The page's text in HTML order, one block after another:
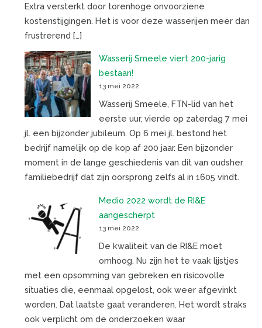
Extra versterkt door torenhoge onvoorziene
kostenstijgingen. Het is voor deze wasserijen meer dan
frustrerend […]
Wasserij Smeele viert 200-jarig
bestaan!
13 mei 2022
Wasserij Smeele, FTN-lid van het
eerste uur, vierde op zaterdag 7 mei
jl. een bijzonder jubileum. Op 6 mei jl. bestond het
bedrijf namelijk op de kop af 200 jaar. Een bijzonder
moment in de lange geschiedenis van dit van oudsher
familiebedrijf dat zijn oorsprong zelfs al in 1605 vindt.
Medio 2022 wordt de RI&E
aangescherpt
13 mei 2022
De kwaliteit van de RI&E moet
omhoog. Nu zijn het te vaak lijstjes
met een opsomming van gebreken en risicovolle
situaties die, eenmaal opgelost, ook weer afgevinkt
worden. Dat laatste gaat veranderen. Het wordt straks
ook verplicht om de onderzoeken waar